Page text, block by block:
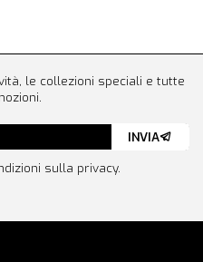
le collezioni speciali e tutte
sulla privacy.
INVIA